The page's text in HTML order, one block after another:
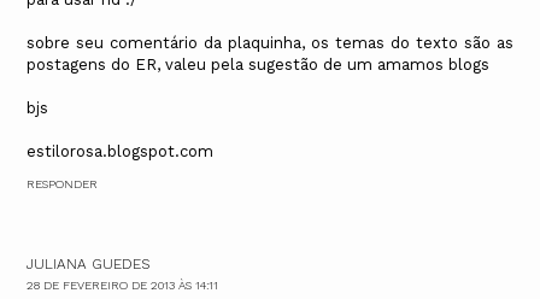
sobre seu comentário da plaquinha, os temas do texto são as
postagens do ER, valeu pela sugestão de um amamos blogs
bjs
estilorosa.blogspot.com
RESPONDER
JULIANA GUEDES
28 DE FEVEREIRO DE 2013 ÀS 14:11